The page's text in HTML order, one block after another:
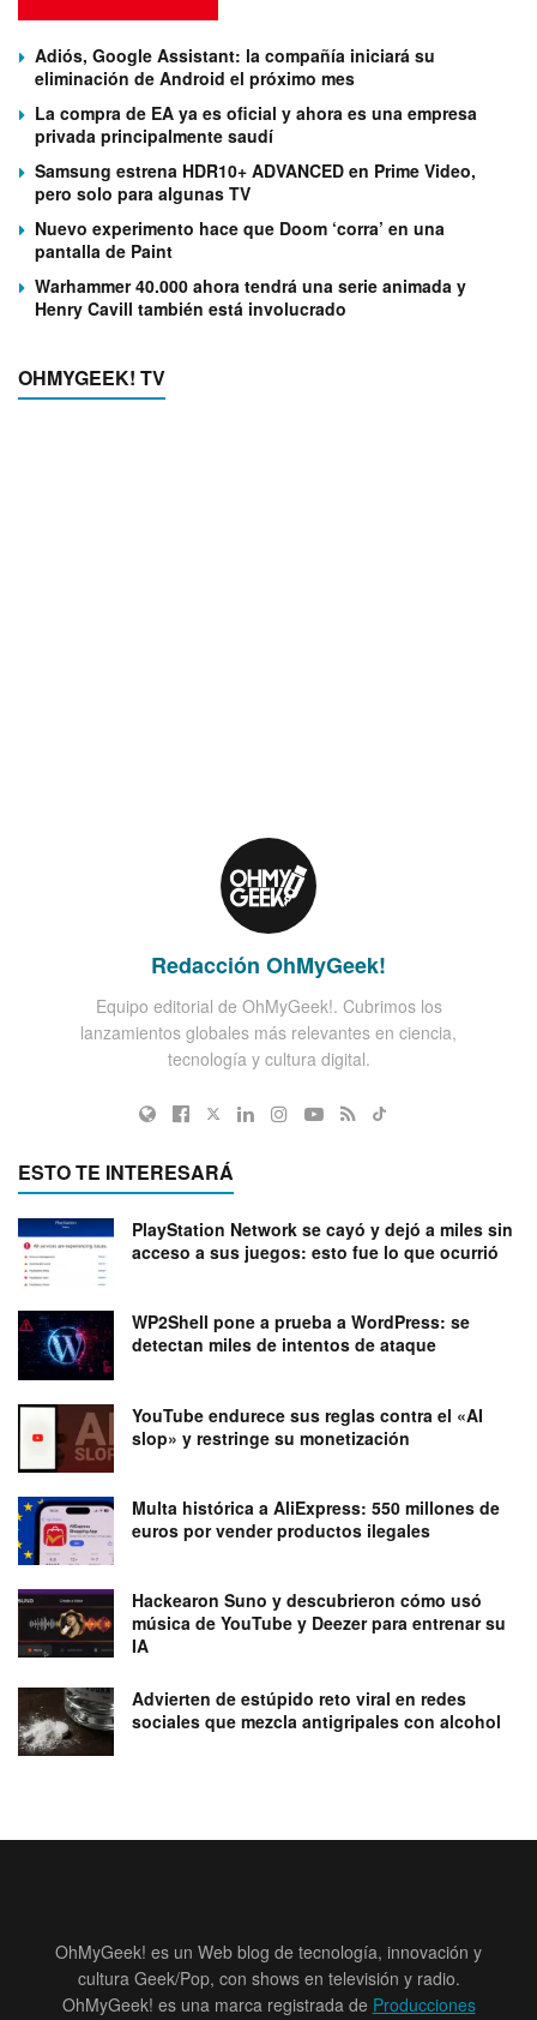
Adiós, Google Assistant: la compañía iniciará su
eliminación de Android el próximo mes
La compra de EA ya es oficial y ahora es una empresa
privada principalmente saudí
Samsung estrena HDR10+ ADVANCED en Prime Video,
pero solo para algunas TV
Nuevo experimento hace que Doom ‘corra’ en una
pantalla de Paint
Warhammer 40.000 ahora tendrá una serie animada y
Henry Cavill también está involucrado
OHMYGEEK! TV
Redacción OhMyGeek!
Equipo editorial de OhMyGeek!. Cubrimos los
lanzamientos globales más relevantes en ciencia,
tecnología y cultura digital.
ESTO TE INTERESARÁ
PlayStation Network se cayó y dejó a miles sin
acceso a sus juegos: esto fue lo que ocurrió
WP2Shell pone a prueba a WordPress: se
detectan miles de intentos de ataque
YouTube endurece sus reglas contra el «AI
slop» y restringe su monetización
Multa histórica a AliExpress: 550 millones de
euros por vender productos ilegales
Hackearon Suno y descubrieron cómo usó
música de YouTube y Deezer para entrenar su
IA
Advierten de estúpido reto viral en redes
sociales que mezcla antigripales con alcohol
OhMyGeek! es un Web blog de tecnología, innovación y
cultura Geek/Pop, con shows en televisión y radio.
OhMyGeek! es una marca registrada de Producciones